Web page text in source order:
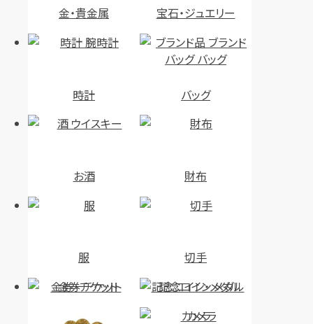
金・貴金属 宝石・ジュエリー
時計 バッグ
お酒 財布
服
切手
金券・チケット
記念コイン・メダル
カメラ